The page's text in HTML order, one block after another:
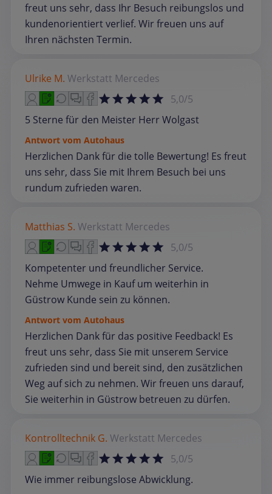
freut uns sehr, dass Ihr Besuch reibungslos und
kundenorientiert verlief. Wir freuen uns auf
Ihren nächsten Termin.
Ulrike M. Werkstatt Mercedes
5,0/5
5 Sterne für den Meister Herr Wolgast
Antwort vom Autohaus
Herzlichen Dank für die tolle Bewertung! Es freut
uns sehr, dass Sie mit Ihrem Besuch bei uns
rundum zufrieden waren.
Matthias S. Werkstatt Mercedes
5,0/5
Kompetenter und freundlicher Service.
Nehme Umwege in Kauf um weiterhin in
Güstrow Kunde sein zu können.
Antwort vom Autohaus
Herzlichen Dank für das positive Feedback! Es
freut uns sehr, dass Sie mit unserem Service
zufrieden sind und bereit sind, den zusätzlichen
Weg auf sich zu nehmen. Wir freuen uns darauf,
Sie weiterhin in Güstrow betreuen zu dürfen.
Kontrolltechnik G. Werkstatt Mercedes
5,0/5
Wie immer reibungslose Abwicklung.